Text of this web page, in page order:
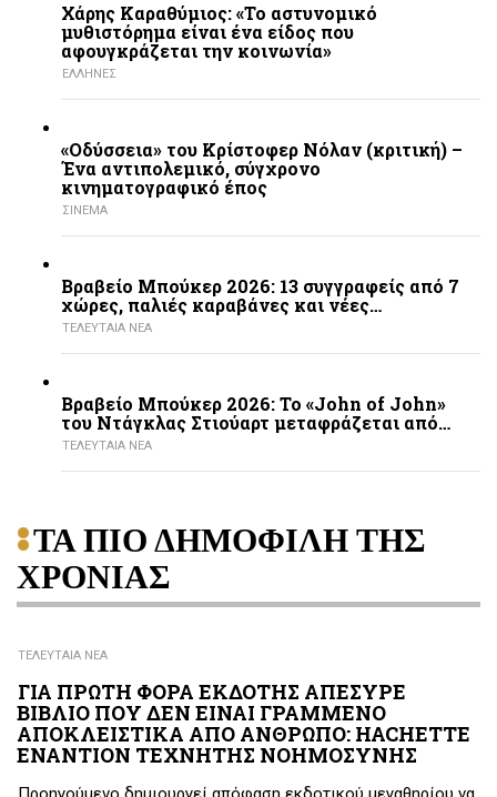
Χάρης Καραθύμιος: «Το αστυνομικό
μυθιστόρημα είναι ένα είδος που
αφουγκράζεται την κοινωνία»
ΕΛΛΗΝΕΣ
«Οδύσσεια» του Κρίστοφερ Νόλαν (κριτική) –
Ένα αντιπολεμικό, σύγχρονο
κινηματογραφικό έπος
ΣΙΝΕΜΑ
Βραβείο Μπούκερ 2026: 13 συγγραφείς από 7
χώρες, παλιές καραβάνες και νέες…
ΤΕΛΕΥΤΑΙΑ ΝΕΑ
Βραβείο Μπούκερ 2026: Το «John of John»
του Ντάγκλας Στιούαρτ μεταφράζεται από…
ΤΕΛΕΥΤΑΙΑ ΝΕΑ
ΤΑ ΠΙΟ ΔΗΜΟΦΙΛΗ ΤΗΣ
ΧΡΟΝΙΑΣ
ΤΕΛΕΥΤΑΙΑ ΝΕΑ
ΓΙΑ ΠΡΩΤΗ ΦΟΡΑ ΕΚΔΟΤΗΣ ΑΠΕΣΥΡΕ
ΒΙΒΛΙΟ ΠΟΥ ΔΕΝ ΕΙΝΑΙ ΓΡΑΜΜΕΝΟ
ΑΠΟΚΛΕΙΣΤΙΚΑ ΑΠΟ ΑΝΘΡΩΠΟ: HACHETTE
ΕΝΑΝΤΙΟΝ ΤΕΧΝΗΤΗΣ ΝΟΗΜΟΣΥΝΗΣ